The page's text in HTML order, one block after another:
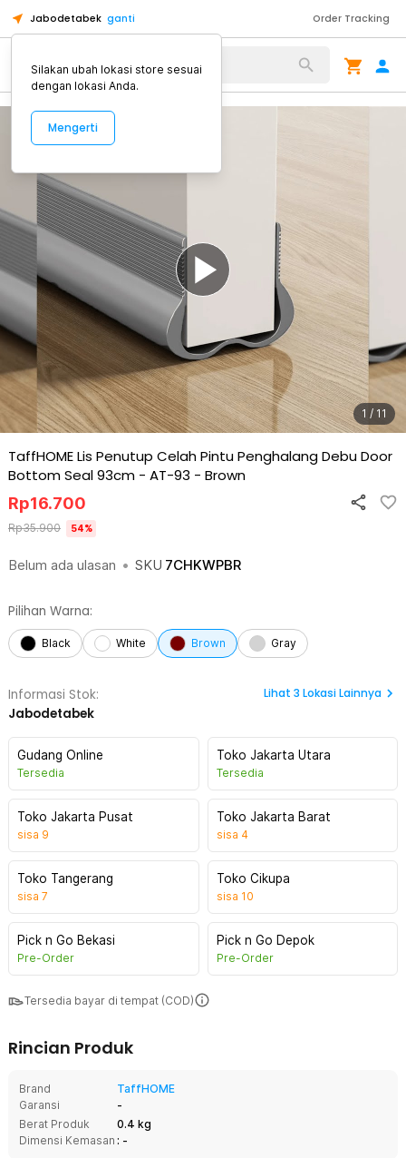
Jabodetabek ganti Order Tracking
Alat Kopi
1 / 11
TaffHOME Lis Penutup Celah Pintu Penghalang Debu Door
Bottom Seal 93cm - AT-93 - Brown
Belum ada ulasan • SKU 7CHKWPBR
Rp16.700
Rp35.900 54%
Pilihan Warna:
Black White Brown Gray
Informasi Stok:
Jabodetabek
Lihat 3 Lokasi Lainnya
Gudang Online
Tersedia
Toko Jakarta Utara
Tersedia
Toko Jakarta Pusat
sisa 9
Toko Jakarta Barat
sisa 4
Toko Tangerang
sisa 7
Toko Cikupa
sisa 10
Pick n Go Bekasi
Pre-Order
Pick n Go Depok
Pre-Order
Tersedia bayar di tempat (COD)
Rincian Produk
Brand
TaffHOME
Garansi
-
Berat Produk
0.4 kg
Dimensi Kemasan : -
Silakan ubah lokasi store sesuai
dengan lokasi Anda.
Mengerti